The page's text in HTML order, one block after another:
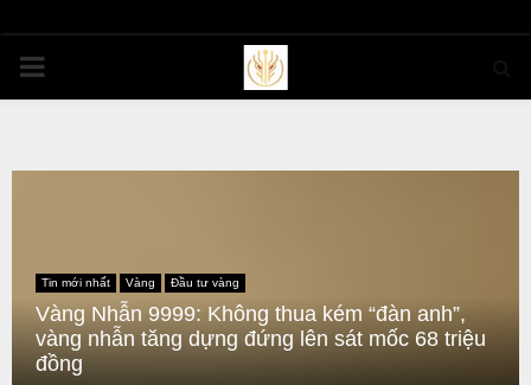
PRIMARY
Tin mới nhất Vàng Đầu tư vàng
Vàng Nhẫn 9999: Không thua kém “đàn anh”,
vàng nhẫn tăng dựng đứng lên sát mốc 68 triệu
đồng